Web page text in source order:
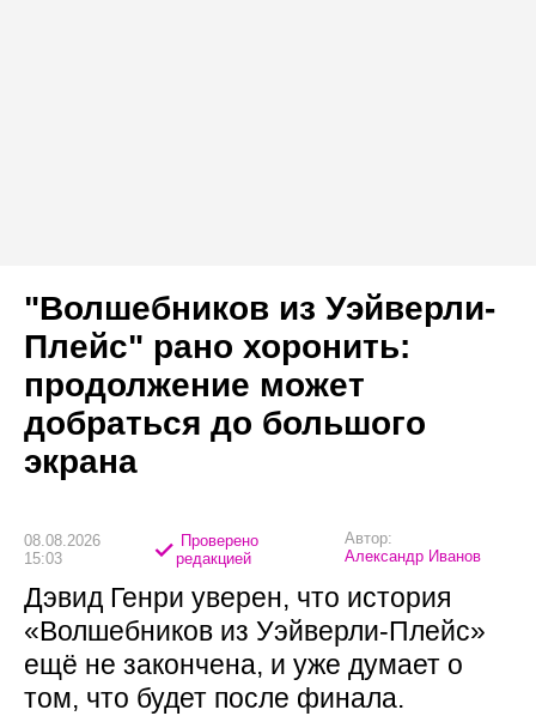
"Волшебников из Уэйверли-
Плейс" рано хоронить:
продолжение может
добраться до большого
экрана
08.08.2026
15:03
Проверено
редакцией
Автор:
Александр Иванов
Дэвид Генри уверен, что история
«Волшебников из Уэйверли-Плейс»
ещё не закончена, и уже думает о
том, что будет после финала.